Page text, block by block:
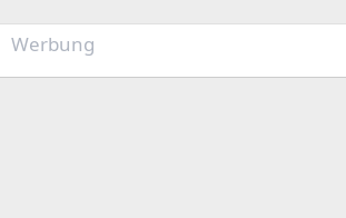
Werbung